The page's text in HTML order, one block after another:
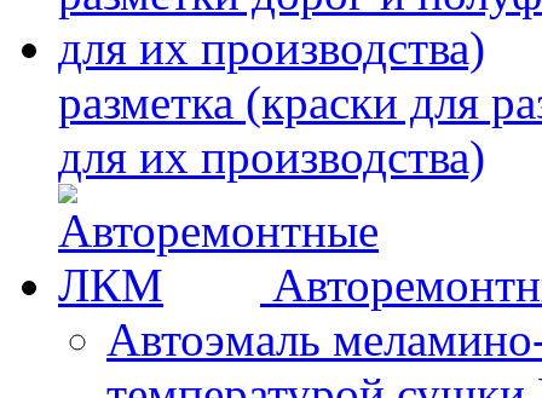
разметка (краски для
для их производства)
Автоэмаль